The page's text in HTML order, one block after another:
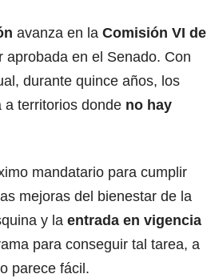
avanza en la Comisión VI de
aprobada en el Senado. Con
durante quince años, los
a territorios donde no hay
mandatario para cumplir
mejoras del bienestar de la
y la entrada en vigencia
para conseguir tal tarea, a
parece fácil.